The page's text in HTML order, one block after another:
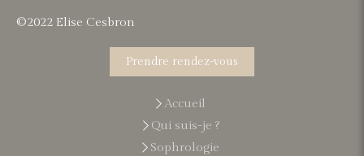
©2022 Elise Cesbron
Prendre rendez-vous
Accueil
Qui suis-je ?
Sophrologie